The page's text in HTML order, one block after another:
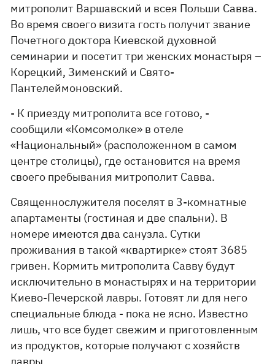
митрополит Варшавский и всея Польши Савва.
Во время своего визита гость получит звание
Почетного доктора Киевской духовной
семинарии и посетит три женских монастыря –
Корецкий, Зименский и Свято-
Пантелеймоновский.
- К приезду митрополита все готово, -
сообщили «Комсомолке» в отеле
«Национальный» (расположенном в самом
центре столицы), где остановится на время
своего пребывания митрополит Савва.
Священнослужителя поселят в 3-комнатные
апартаменты (гостиная и две спальни). В
номере имеются два санузла. Сутки
проживания в такой «квартирке» стоят 3685
гривен. Кормить митрополита Савву будут
исключительно в монастырях и на территории
Киево-Печерской лавры. Готовят ли для него
специальные блюда - пока не ясно. Известно
лишь, что все будет свежим и приготовленным
из продуктов, которые получают с хозяйств